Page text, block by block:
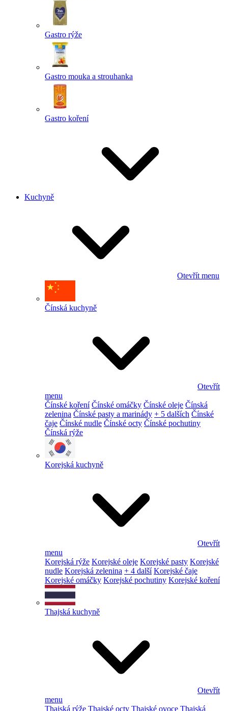
Gastro rýže
Gastro mouka a strouhanka
Gastro koření
Kuchyně
Otevřít menu
Čínská kuchyně
Otevřít
menu
Čínské koření Čínské omáčky Čínské oleje Čínská
zelenina Čínské pasty a marinády + 5 dalších Čínské
čaje Čínské nudle Čínské octy Čínské pochutiny
Čínská rýže
Korejská kuchyně
Otevřít
menu
Korejská rýže Korejské oleje Korejské pasty Korejské
nudle Korejská zelenina + 4 další Korejské čaje
Korejské omáčky Korejské pochutiny Korejské koření
Thajská kuchyně
Otevřít
menu
Thajská rýže Thajské octy Thajské ovoce Thajská